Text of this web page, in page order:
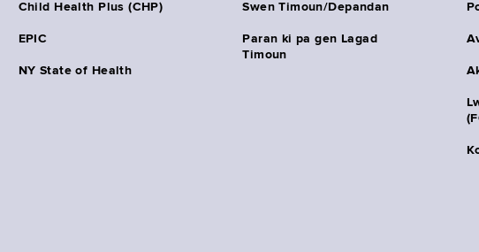
Child Health Plus (CHP)
EPIC
NY State of Health
Swen Timoun/Depandan
Paran ki pa gen Lagad
Timoun